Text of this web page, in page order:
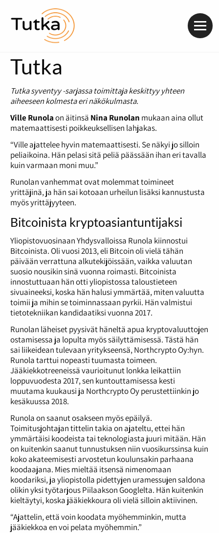
Tutka
Tutka syventyy -sarjassa toimittaja keskittyy yhteen
aiheeseen kolmesta eri näkökulmasta.
Ville Runolaon äitinsä Nina Runolan mukaan aina ollut
matemaattisesti poikkeuksellisen lahjakas.
“Ville ajattelee hyvin matemaattisesti. Se näkyi jo silloin
peliaikoina. Hän pelasi sitä peliä päässään ihan eri tavalla
kuin varmaan moni muu.”
Runolan vanhemmat ovat molemmat toimineet
yrittäjinä, ja hän sai kotoaan urheilun lisäksi kannustusta
myös yrittäjyyteen.
Bitcoinista kryptoasiantuntijaksi
Yliopistovuosinaan Yhdysvalloissa Runola kiinnostui
Bitcoinista. Oli vuosi 2013, eli Bitcoin oli vielä tähän
päivään verrattuna alkutekijöissään, vaikka valuutan
suosio nousikin sinä vuonna roimasti. Bitcoinista
innostuttuaan hän otti yliopistossa taloustieteen
sivuaineeksi, koska hän halusi ymmärtää, miten valuutta
toimii ja mihin se toiminnassaan pyrkii. Hän valmistui
tietotekniikan kandidaatiksi vuonna 2017.
Runolan läheiset pyysivät häneltä apua kryptovaluuttojen
ostamisessa ja lopulta myös säilyttämisessä. Tästä hän
sai liikeidean tulevaan yritykseensä, Northcrypto Oy:hyn.
Runola tarttui nopeasti tuumasta toimeen.
Jääkiekkotreeneissä vaurioitunut lonkka leikattiin
loppuvuodesta 2017, sen kuntouttamisessa kesti
muutama kuukausi ja Northcrypto Oy perustettiinkin jo
kesäkuussa 2018.
Runola on saanut osakseen myös epäilyä.
Toimitusjohtajan tittelin takia on ajateltu, ettei hän
ymmärtäisi koodeista tai teknologiasta juuri mitään. Hän
on kuitenkin saanut tunnustuksen niin vuosikurssinsa kuin
koko akateemisesti arvostetun koulunsakin parhaana
koodaajana. Mies mieltää itsensä nimenomaan
koodariksi, ja yliopistolla pidettyjen uramessujen saldona
olikin yksi työtarjous Piilaakson Googlelta. Hän kuitenkin
kieltäytyi, koska jääkiekkoura oli vielä silloin aktiivinen.
“Ajattelin, että voin koodata myöhemminkin, mutta
jääkiekkoa en voi pelata myöhemmin.”